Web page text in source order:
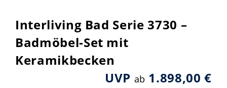
Interliving Bad Serie 3730 –
Badmöbel-Set mit
Keramikbecken
UVP ab 1.898,00 €